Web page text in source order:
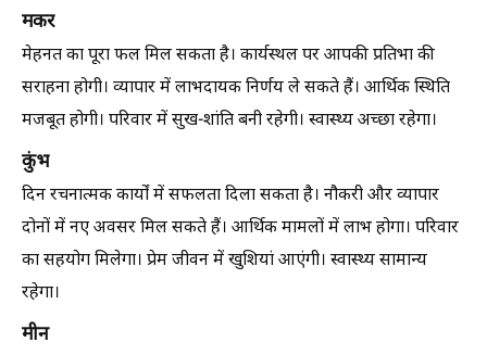
मकर
मेहनत का पूरा फल मिल सकता है। कार्यस्थल पर आपकी प्रतिभा की
सराहना होगी। व्यापार में लाभदायक निर्णय ले सकते हैं। आर्थिक स्थिति
मजबूत होगी। परिवार में सुख-शांति बनी रहेगी। स्वास्थ्य अच्छा रहेगा।
कुंभ
दिन रचनात्मक कार्यों में सफलता दिला सकता है। नौकरी और व्यापार
दोनों में नए अवसर मिल सकते हैं। आर्थिक मामलों में लाभ होगा। परिवार
का सहयोग मिलेगा। प्रेम जीवन में खुशियां आएंगी। स्वास्थ्य सामान्य
रहेगा।
मीन